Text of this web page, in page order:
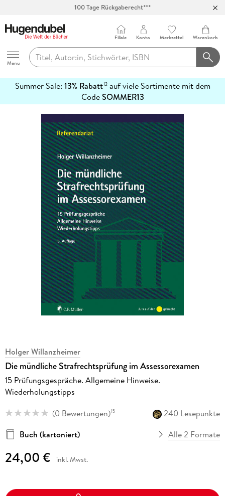
100 Tage Rückgaberecht***
Hugendubel
Menu
Filiale Konto Merkzettel Warenkorb
Summer Sale: 13% Rabatt12auf viele Sortimente mit dem
CodeSOMMER13
erfahren
Holger Willanzheimer
Die mündliche Strafrechtsprüfung im Assessorexamen
15 Prüfungsgespräche. Allgemeine Hinweise.
Wiederholungstipps
(0 Bewertungen)15
240 Lesepunkte
Buch (kartoniert)
Alle 2 Formate
24,00 € inkl. Mwst.